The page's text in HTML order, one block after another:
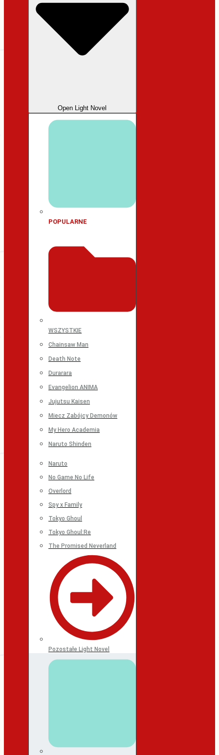
Open Light Novel
POPULARNE
WSZYSTKIE
Chainsaw Man
Death Note
Durarara
Evangelion ANIMA
Jujutsu Kaisen
Miecz Zabójcy Demonów
My Hero Academia
Naruto Shinden
Naruto
No Game No Life
Overlord
Spy x Family
Tokyo Ghoul
Tokyo Ghoul:Re
The Promised Neverland
Pozostałe Light Novel